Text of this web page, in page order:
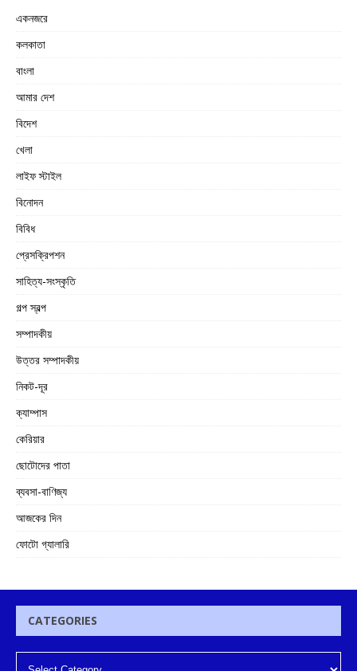
একনজরে
কলকাতা
বাংলা
আমার দেশ
বিদেশ
খেলা
লাইফ স্টাইল
বিনোদন
বিবিধ
প্রেসক্রিপশন
সাহিত্য-সংস্কৃতি
গল্প স্বল্প
সম্পাদকীয়
উত্তর সম্পাদকীয়
নিকট-দূর
ক্যাম্পাস
কেরিয়ার
ছোটোদের পাতা
ব্যবসা-বাণিজ্য
আজকের দিন
ফোটো গ্যালারি
CATEGORIES